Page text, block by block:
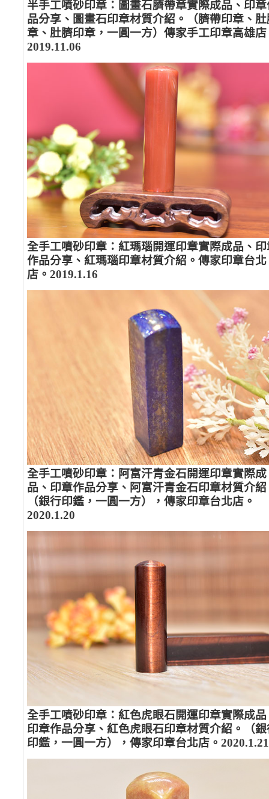
半手工噴砂印章：圖畫石臍帶章實際成品、印章
品分享、圖畫石印章材質介紹。（臍帶印章、肚
章、肚臍印章，一圓一方）傳家手工印章高雄店
2019.11.06
全手工噴砂印章：紅瑪瑙開運印章實際成品、印
作品分享、紅瑪瑙印章材質介紹。傳家印章台北
店。2019.1.16
全手工噴砂印章：阿富汗青金石開運印章實際成
品、印章作品分享、阿富汗青金石印章材質介紹
（銀行印鑑，一圓一方），傳家印章台北店。
2020.1.20
全手工噴砂印章：紅色虎眼石開運印章實際成品
印章作品分享、紅色虎眼石印章材質介紹。（銀
印鑑，一圓一方），傳家印章台北店。2020.1.21